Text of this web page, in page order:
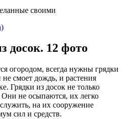
досок. 12 фото
огородом, всегда нужны грядки
смоет дождь, и растения
Грядки из досок не только
не осыпаются, их легко
на их сооружение
сил и средств.